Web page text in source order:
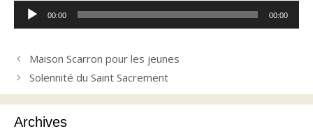
Lecteur
audio
00:00 00:00
Maison Scarron pour les jeunes
Solennité du Saint Sacrement
Archives